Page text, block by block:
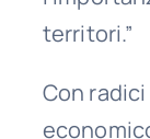
territori.”
Con